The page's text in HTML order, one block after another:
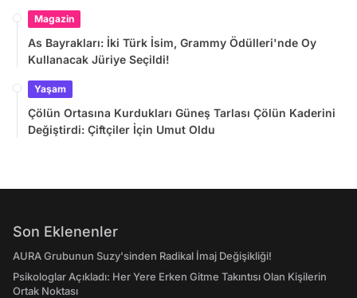
Magazin
As Bayrakları: İki Türk İsim, Grammy Ödülleri'nde Oy
Kullanacak Jüriye Seçildi!
Yaşam
Çölün Ortasına Kurdukları Güneş Tarlası Çölün Kaderini
Değiştirdi: Çiftçiler İçin Umut Oldu
Son Eklenenler
AURA Grubunun Suzy'sinden Radikal İmaj Değişikliği!
Psikologlar Açıkladı: Her Yere Erken Gitme Takıntısı Olan Kişilerin
Ortak Noktası